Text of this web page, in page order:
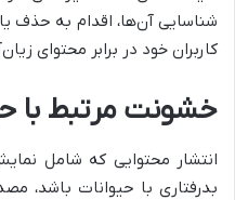
شناسایی آن‌ها، اقدام به حذف
کاربران خود در برابر محتوای
خشونت مرتبط با
انتشار محتوایی که شامل
بدرفتاری با حیوانات باشد،